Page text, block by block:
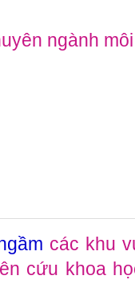
ngành
các khu
cứu khoa